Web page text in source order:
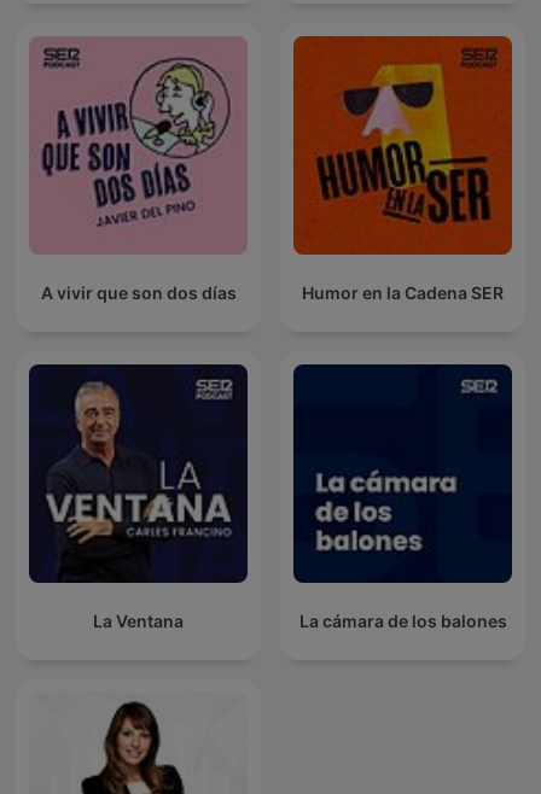
A vivir que son dos días Humor en la Cadena SER
La Ventana La cámara de los balones